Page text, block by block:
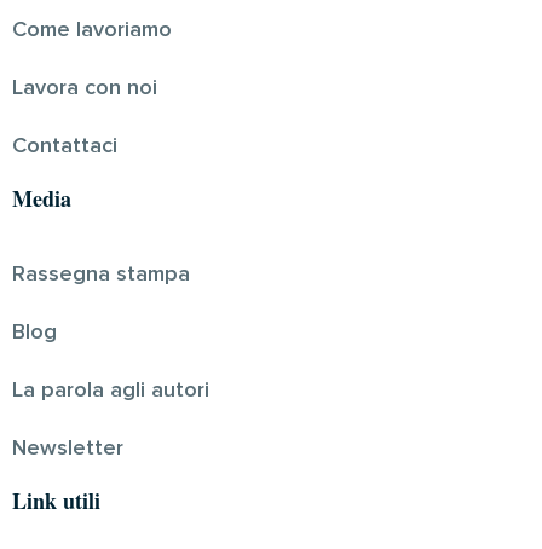
Come lavoriamo
Lavora con noi
Contattaci
Media
Rassegna stampa
Blog
La parola agli autori
Newsletter
Link utili